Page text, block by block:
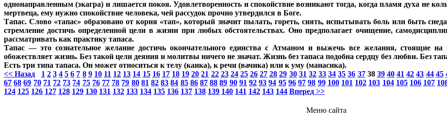
однонаправленным (экагра) и лишается покоя. Удовлетворенность и спокойствие возникают тогда, когда пламя духа не
мертвеца, ему нужно спокойствие человека, чей рассудок прочно утвердился в Боге.
Тапас. Слово «тапас» образовано от корня «тап», который значит пылать, гореть, сиять, испытывать боль или быть
стремление достичь определенной цели в жизни при любых обстоятельствах. Оно предполагает очищение,
рассматривать как практику тапаса.
Тапас — это сознательное желание достичь окончательного единства с Атманом и выжечь все желания, стоящие
обожествляет жизнь. Без такой цели деяния и молитвы ничего не значат. Жизнь без тапаса подобна сердцу без любви. Без
Есть три типа тапаса. Он может относиться к телу (каика), к речи (вачика) или к уму (манасика).
<< Назад
1 2 3 4 5 6 7 8 9 10 11 12 13 14 15 16 17 18 19 20 21 22 23 24 25 26 27 28 29 30 31 32 33 34 35 36 37 38 39 40 41 42 43 44 45
67 68 69 70 71 72 73 74 75 76 77 78 79 80 81 82 83 84 85 86 87 88 89 90 91 92 93 94 95 96 97 98 99 100 101 102 103 104 105 106 107
124 125 126 127 128 129 130 131 132 133 134 135 136 137 138 139 140 141 142 143 144 Вперед >>
Меню сайта